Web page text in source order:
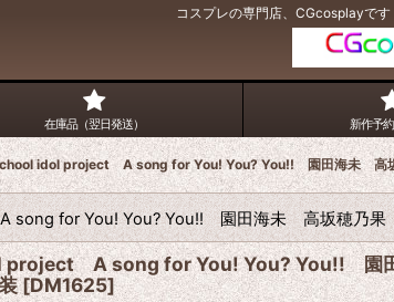
コスプレの専門店、CGcosplayで
在庫品（翌日発送） 新作予
idol project A song for You! You? You!! 園田海未
A song for You! You? You!! 園田海未 高坂
project A song for You! You? You!!
[DM1625]